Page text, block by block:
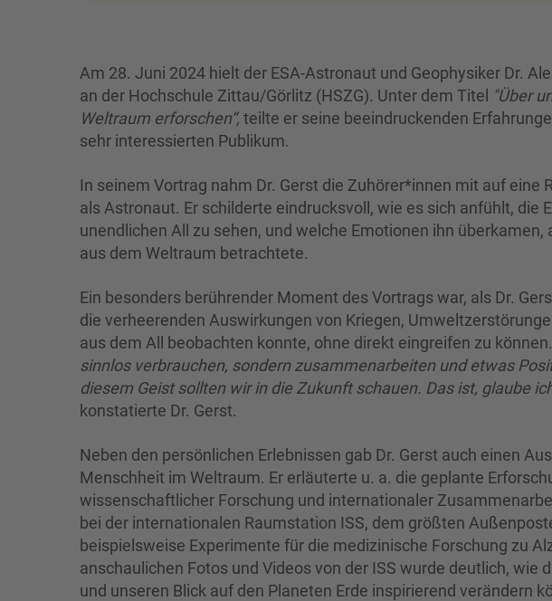
Am 28. Juni 2024 hielt der ESA-Astronaut und Geophysiker Dr.
an der Hochschule Zittau/Görlitz (HSZG). Unter dem Titel "Über
Weltraum erforschen“, teilte er seine beeindruckenden
sehr interessierten Publikum.
In seinem Vortrag nahm Dr. Gerst die Zuhörer*innen mit auf eine
als Astronaut. Er schilderte eindrucksvoll, wie es sich anfühlt, die
unendlichen All zu sehen, und welche Emotionen ihn überkamen,
aus dem Weltraum betrachtete.
Ein besonders berührender Moment des Vortrags war, als Dr.
die verheerenden Auswirkungen von Kriegen,
aus dem All beobachten konnte, ohne direkt eingreifen zu können.
sinnlos verbrauchen, sondern zusammenarbeiten und etwas
diesem Geist sollten wir in die Zukunft schauen. Das ist, glaube
konstatierte Dr. Gerst.
Neben den persönlichen Erlebnissen gab Dr. Gerst auch einen
Menschheit im Weltraum. Er erläuterte u. a. die geplante
wissenschaftlicher Forschung und internationaler
bei der internationalen Raumstation ISS, dem größten
beispielsweise Experimente für die medizinische Forschung zu
anschaulichen Fotos und Videos von der ISS wurde deutlich, wie
und unseren Blick auf den Planeten Erde inspirierend verändern